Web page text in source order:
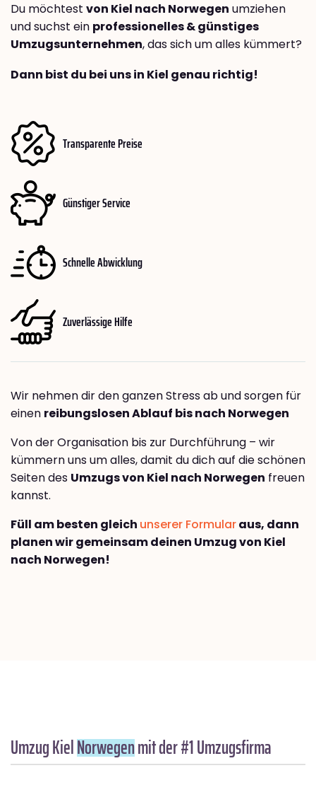
Du möchtest von Kiel nach Norwegen umziehen
und suchst ein professionelles & günstiges
Umzugsunternehmen, das sich um alles kümmert?
Dann bist du bei uns in Kiel genau richtig!
Transparente Preise
Günstiger Service
Schnelle Abwicklung
Zuverlässige Hilfe
Wir nehmen dir den ganzen Stress ab und sorgen für
einen reibungslosen Ablauf bis nach Norwegen
Von der Organisation bis zur Durchführung – wir
kümmern uns um alles, damit du dich auf die schönen
Seiten des Umzugs von Kiel nach Norwegen freuen
kannst.
Füll am besten gleich unserer Formularaus, dann
planen wir gemeinsam deinen Umzug von Kiel
nach Norwegen!
Umzug KielNorwegenmit der #1 Umzugsfirma